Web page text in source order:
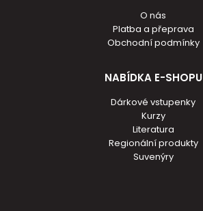
O nás
Platba a přeprava
Obchodní podmínky
NABÍDKA E-SHOPU
Dárkové vstupenky
Kurzy
Literatura
Regionální produkty
Suvenýry